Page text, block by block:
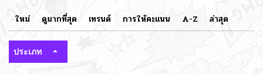
ใหม่ ดูมากที่สุด เทรนด์ การให้คะแนน A-Z ล่าสุด
ประเภท